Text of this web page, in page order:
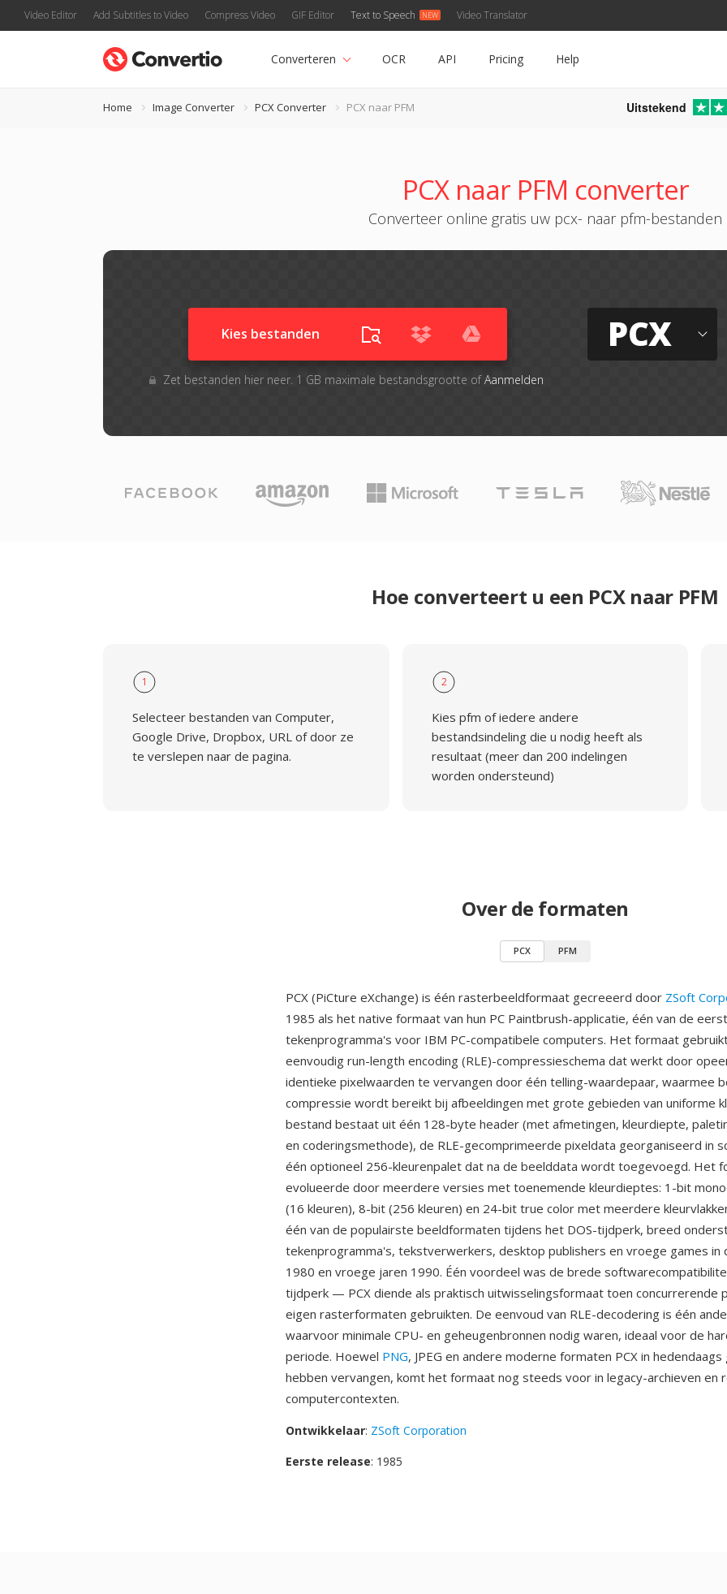
Video Editor Add Subtitles to Video Compress Video GIF Editor Text to Speech Video Translator
Converteren OCR API Pricing Help
Home Image Converter PCX Converter PCX naar PFM Uitstekend
PCX naar PFM converter
Converteer online gratis uw pcx- naar pfm-bestanden
Kies bestanden
Zet bestanden hier neer. 1 GB maximale bestandsgrootte ofAanmelden
PCX
Hoe converteert u een PCX naar PFM
1
Selecteer bestanden van Computer,
Google Drive, Dropbox, URL of door ze
te verslepen naar de pagina.
2
Kies pfm of iedere andere
bestandsindeling die u nodig heeft als
resultaat (meer dan 200 indelingen
worden ondersteund)
Over de formaten
PCX PFM
PCX (PiCture eXchange) is één rasterbeeldformaat gecreeerd door ZSoft
1985 als het native formaat van hun PC Paintbrush-applicatie, één van de
tekenprogramma's voor IBM PC-compatibele computers. Het formaat
eenvoudig run-length encoding (RLE)-compressieschema dat werkt door
identieke pixelwaarden te vervangen door één telling-waardepaar, waarmee
compressie wordt bereikt bij afbeeldingen met grote gebieden van uniforme
bestand bestaat uit één 128-byte header (met afmetingen, kleurdiepte,
en coderingsmethode), de RLE-gecomprimeerde pixeldata georganiseerd in
één optioneel 256-kleurenpalet dat na de beelddata wordt toegevoegd. Het
evolueerde door meerdere versies met toenemende kleurdieptes: 1-bit
(16 kleuren), 8-bit (256 kleuren) en 24-bit true color met meerdere
één van de populairste beeldformaten tijdens het DOS-tijdperk, breed
tekenprogramma's, tekstverwerkers, desktop publishers en vroege games in
1980 en vroege jaren 1990. Één voordeel was de brede
tijdperk — PCX diende als praktisch uitwisselingsformaat toen concurrerende
eigen rasterformaten gebruikten. De eenvoud van RLE-decodering is één
waarvoor minimale CPU- en geheugenbronnen nodig waren, ideaal voor de
periode. Hoewel PNG, JPEG en andere moderne formaten PCX in hedendaags
hebben vervangen, komt het formaat nog steeds voor in legacy-archieven en
computercontexten.
Ontwikkelaar: ZSoft Corporation
Eerste release: 1985